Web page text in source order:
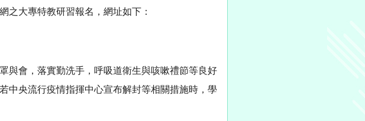
之大專特教研習報名，網址如下：
與會，落實勤洗手，呼吸道衛生與咳嗽禮節等良好
中央流行疫情指揮中心宣布解封等相關措施時，學